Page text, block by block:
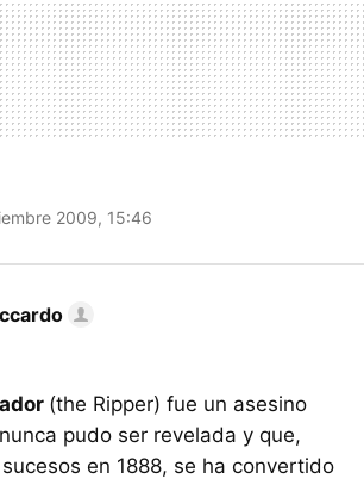
2009, 15:46
(the Ripper) fue un asesino
pudo ser revelada y que,
en 1888, se ha convertido